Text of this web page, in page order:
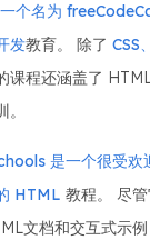
一个名为
发教育。 除了 CSS、
课程还涵盖了
是一个很受欢
HTML 教程。 尽管
文档和交互式示